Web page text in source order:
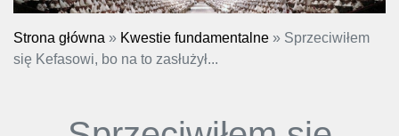
Strona główna » Kwestie fundamentalne » Sprzeciwiłem
się Kefasowi, bo na to zasłużył...